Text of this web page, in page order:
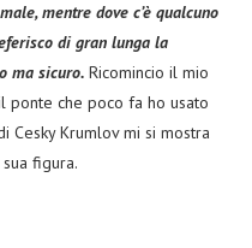
mentre dove c’è qualcuno
di gran lunga la
ma sicuro. Ricomincio il mio
ponte che poco fa ho usato
Cesky Krumlov mi si mostra
figura.